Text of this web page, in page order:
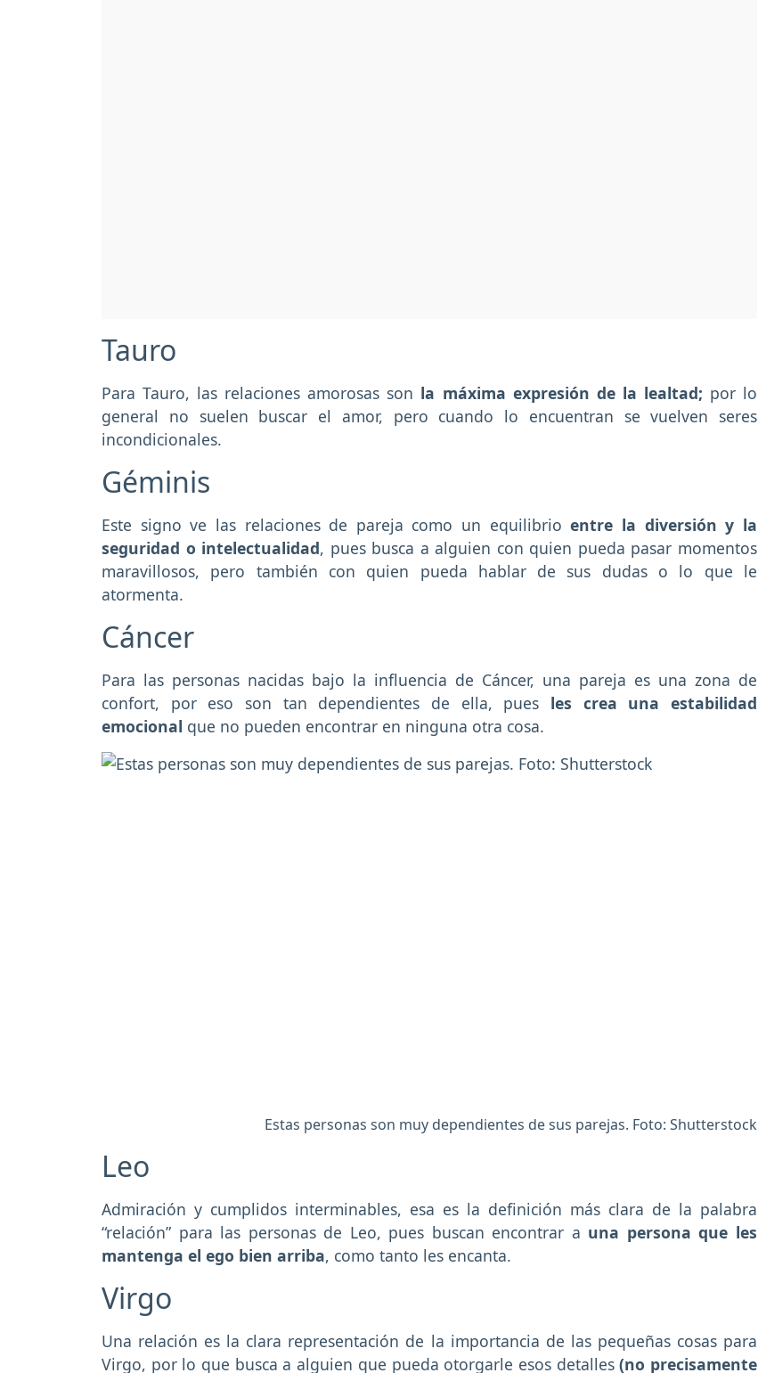
Tauro
Para Tauro, las relaciones amorosas son la máxima expresión de la lealtad; por lo
general no suelen buscar el amor, pero cuando lo encuentran se vuelven seres
incondicionales.
Géminis
Este signo ve las relaciones de pareja como un equilibrioentre la diversión y la
seguridad o intelectualidad, pues busca a alguien con quien pueda pasar momentos
maravillosos, pero también con quien pueda hablar de sus dudas o lo que le
atormenta.
Cáncer
Para las personas nacidas bajo la influencia de Cáncer, una pareja es una zona de
confort, por eso son tan dependientes de ella, pues les crea una estabilidad
emocional que no pueden encontrar en ninguna otra cosa.
Estas personas son muy dependientes de sus parejas. Foto: Shutterstock
Leo
Admiración y cumplidos interminables, esa es la definición más clara de la palabra
“relación” para las personas de Leo, pues buscan encontrar a una persona que les
mantenga el ego bien arriba, como tanto les encanta.
Virgo
Una relación es la clara representación de la importancia de las pequeñas cosas para
Virgo, por lo que busca a alguien que pueda otorgarle esos detalles(no precisamente